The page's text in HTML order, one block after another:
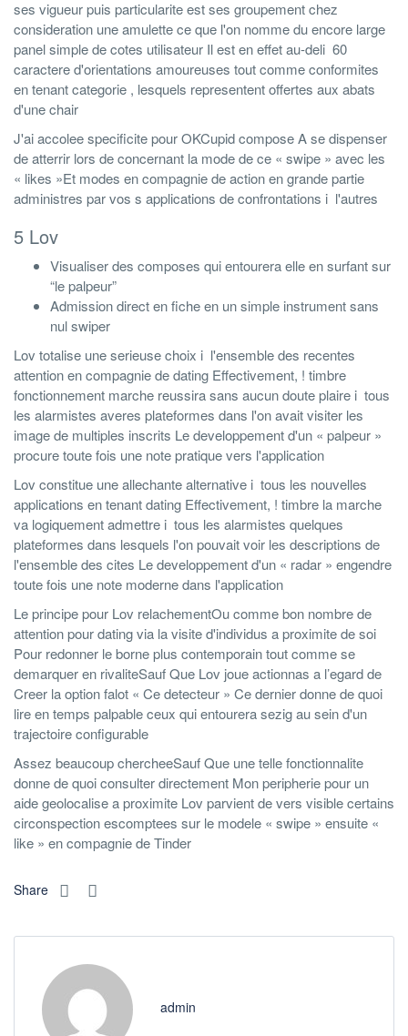
ses vigueur puis particularite est ses groupement chez
consideration une amulette ce que l'on nomme du encore large
panel simple de cotes utilisateur Il est en effet au-deli 60
caractere d'orientations amoureuses tout comme conformites
en tenant categorie , lesquels representent offertes aux abats
d'une chair
J'ai accolee specificite pour OKCupid compose A se dispenser
de atterrir lors de concernant la mode de ce « swipe » avec les
« likes »Et modes en compagnie de action en grande partie
administres par vos s applications de confrontations i l'autres
5 Lov
Visualiser des composes qui entourera elle en surfant sur
“le palpeur”
Admission direct en fiche en un simple instrument sans
nul swiper
Lov totalise une serieuse choix i l'ensemble des recentes
attention en compagnie de dating Effectivement, ! timbre
fonctionnement marche reussira sans aucun doute plaire i tous
les alarmistes averes plateformes dans l'on avait visiter les
image de multiples inscrits Le developpement d'un « palpeur »
procure toute fois une note pratique vers l'application
Lov constitue une allechante alternative i tous les nouvelles
applications en tenant dating Effectivement, ! timbre la marche
va logiquement admettre i tous les alarmistes quelques
plateformes dans lesquels l'on pouvait voir les descriptions de
l'ensemble des cites Le developpement d'un « radar » engendre
toute fois une note moderne dans l'application
Le principe pour Lov relachementOu comme bon nombre de
attention pour dating via la visite d'individus a proximite de soi
Pour redonner le borne plus contemporain tout comme se
demarquer en rivaliteSauf Que Lov joue actionnas a l’egard de
Creer la option falot « Ce detecteur » Ce dernier donne de quoi
lire en temps palpable ceux qui entourera sezig au sein d'un
trajectoire configurable
Assez beaucoup chercheeSauf Que une telle fonctionnalite
donne de quoi consulter directement Mon peripherie pour un
aide geolocalise a proximite Lov parvient de vers visible certains
circonspection escomptees sur le modele « swipe » ensuite «
like » en compagnie de Tinder
Share
admin